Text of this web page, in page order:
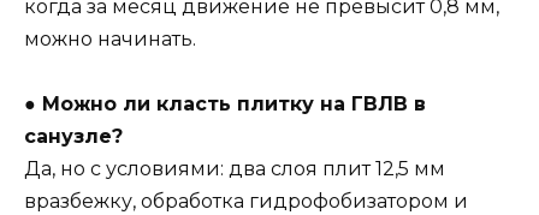
когда за месяц движение не превысит 0,8 мм,
можно начинать.
● Можно ли класть плитку на ГВЛВ в
санузле?
Да, но с условиями: два слоя плит 12,5 мм
вразбежку, обработка гидрофобизатором и